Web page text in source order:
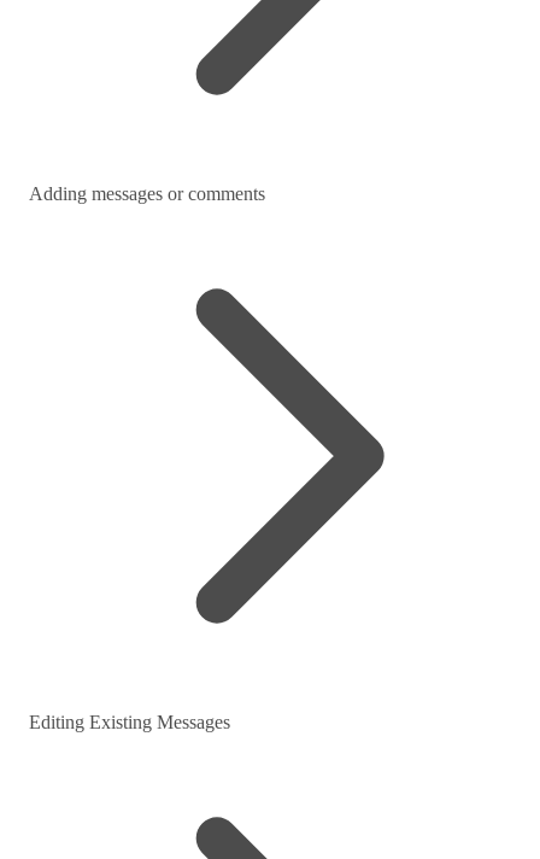
Adding messages or comments
Editing Existing Messages